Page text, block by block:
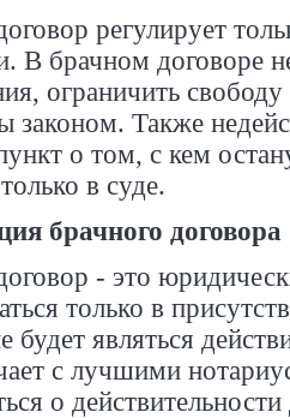
регулирует
В брачном договоре
ограничить
законом. Также
о том, с кем
в суде.
брачного договора
- это
только в
будет являться
с лучшими
о